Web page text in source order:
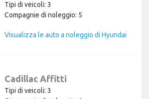
Tipi di veicoli: 3
Compagnie di noleggio: 5
Visualizza le auto a noleggio di Hyundai
Cadillac Affitti
Tipi di veicoli: 3